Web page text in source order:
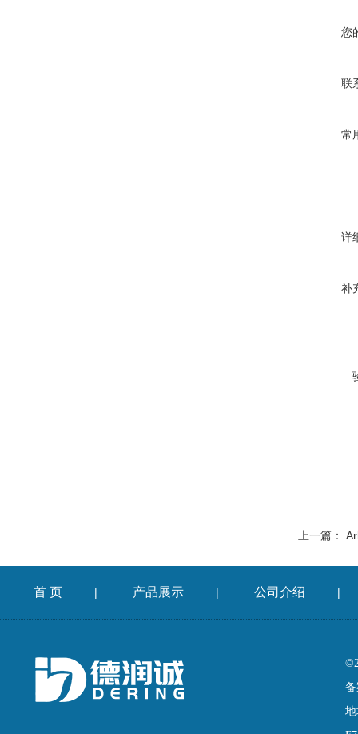
您
联
常
详
补
上一篇：
首 页 | 产品展示 | 公司介绍 |
备